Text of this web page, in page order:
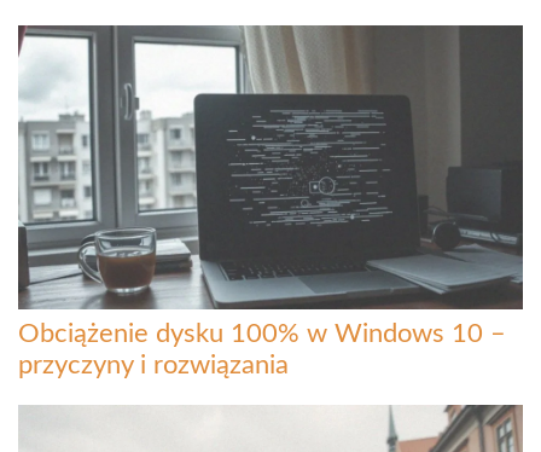
Obciążenie dysku 100% w Windows 10 –
przyczyny i rozwiązania